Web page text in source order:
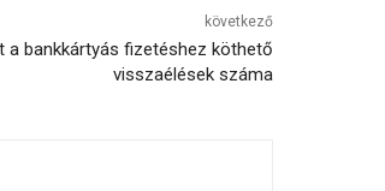
következő
a bankkártyás fizetéshez köthető
visszaélések száma